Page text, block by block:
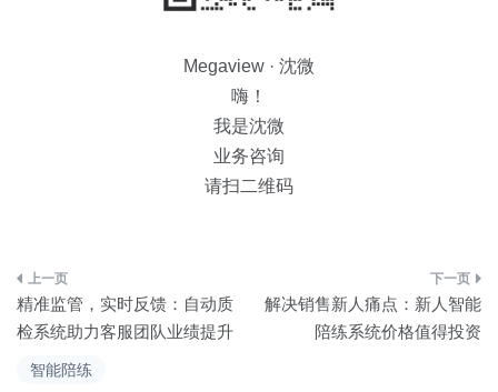
智能陪练
Megaview · 沈微
嗨！
我是沈微
业务咨询
请扫二维码
文
章
导
精准监管，实时反馈：自动质
检系统助力客服团队业绩提升
解决销售新人痛点：新人智能
陪练系统价格值得投资